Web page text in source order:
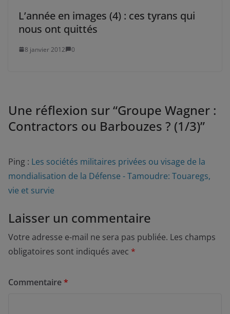
L’année en images (4) : ces tyrans qui
nous ont quittés
8 janvier 2012 0
Une réflexion sur “Groupe Wagner :
Contractors ou Barbouzes ? (1/3)”
Ping : Les sociétés militaires privées ou visage de la
mondialisation de la Défense - Tamoudre: Touaregs,
vie et survie
Laisser un commentaire
Votre adresse e-mail ne sera pas publiée. Les champs
obligatoires sont indiqués avec *
Commentaire*